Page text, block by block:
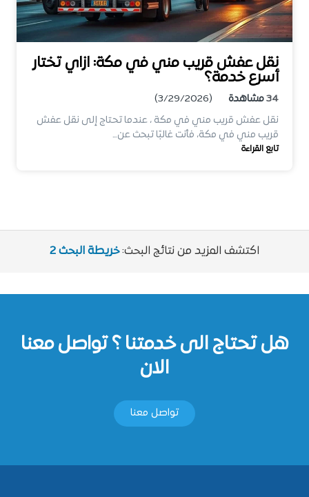
نقل عفش قريب مني في مكة: ازاي تختار
أسرع خدمة؟
34مشاهدة
(3/29/2026)
نقل عفش قريب مني في مكة ، عندما تحتاج إلى نقل عفش
قريب مني في مكة، فأنت غالبًا تبحث عن…
تابع القراءة
اكتشف المزيد من نتائج البحث:خريطة البحث 2
هل تحتاج الى خدمتنا ؟ تواصل معنا
الان
تواصل معنا